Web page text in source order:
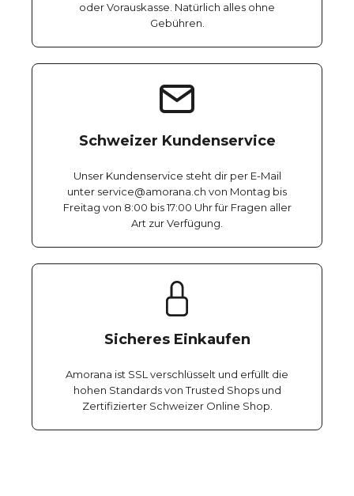
oder Vorauskasse. Natürlich alles ohne
Gebühren.
Schweizer Kundenservice
Unser Kundenservice steht dir per E-Mail
unter service@amorana.ch von Montag bis
Freitag von 8:00 bis 17:00 Uhr für Fragen aller
Art zur Verfügung.
Sicheres Einkaufen
Amorana ist SSL verschlüsselt und erfüllt die
hohen Standards von Trusted Shops und
Zertifizierter Schweizer Online Shop.